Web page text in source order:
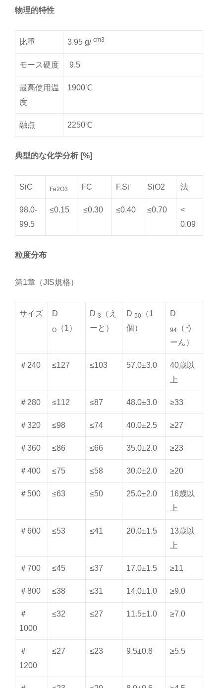
物理的特性
比重 3.95 g/ cm3
モース硬度 9.5
最高使用温
度
1900℃
融点 2250℃
典型的な化学分析 [%]
SiC Fe2O3 FC F.Si SiO2 法
98.0-
99.5
≤0.15 ≤0.30 ≤0.40 ≤0.70
<
0.09
粒度分布
第1章（JIS規格）
サイズ D
O （1）
D 3
（え
ーと）
D 50
（1
個）
D
94
（う
ーん）
＃240 ≤127 ≤103 57.0±3.0
40歳以
上
＃280 ≤112 ≤87 48.0±3.0 ≥33
＃320 ≤98 ≤74 40.0±2.5 ≥27
＃360 ≤86 ≤66 35.0±2.0 ≥23
＃400 ≤75 ≤58 30.0±2.0 ≥20
＃500 ≤63 ≤50 25.0±2.0
16歳以
上
＃600 ≤53 ≤41 20.0±1.5
13歳以
上
＃700 ≤45 ≤37 17.0±1.5 ≥11
＃800 ≤38 ≤31 14.0±1.0 ≥9.0
＃
1000
≤32 ≤27 11.5±1.0 ≥7.0
＃
1200
≤27 ≤23 9.5±0.8 ≥5.5